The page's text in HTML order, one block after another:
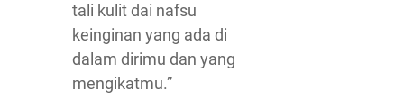
tali kulit dai nafsu
keinginan yang ada di
dalam dirimu dan yang
mengikatmu.”